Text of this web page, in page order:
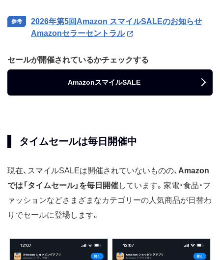
2026年第5回Amazon スマイルSALEのお知らせ
Amazonセラーセントラル
セールが開催されているかチェックする
AmazonスマイルSALE
タイムセールは毎日開催中
現在、スマイルSALEは開催されていないものの、 Amazon
では「タイムセール」を毎日開催しています。家電・食品・フ
ァッションなどさまざまなカテゴリーの人気商品が日替わ
りでセールに登場します。